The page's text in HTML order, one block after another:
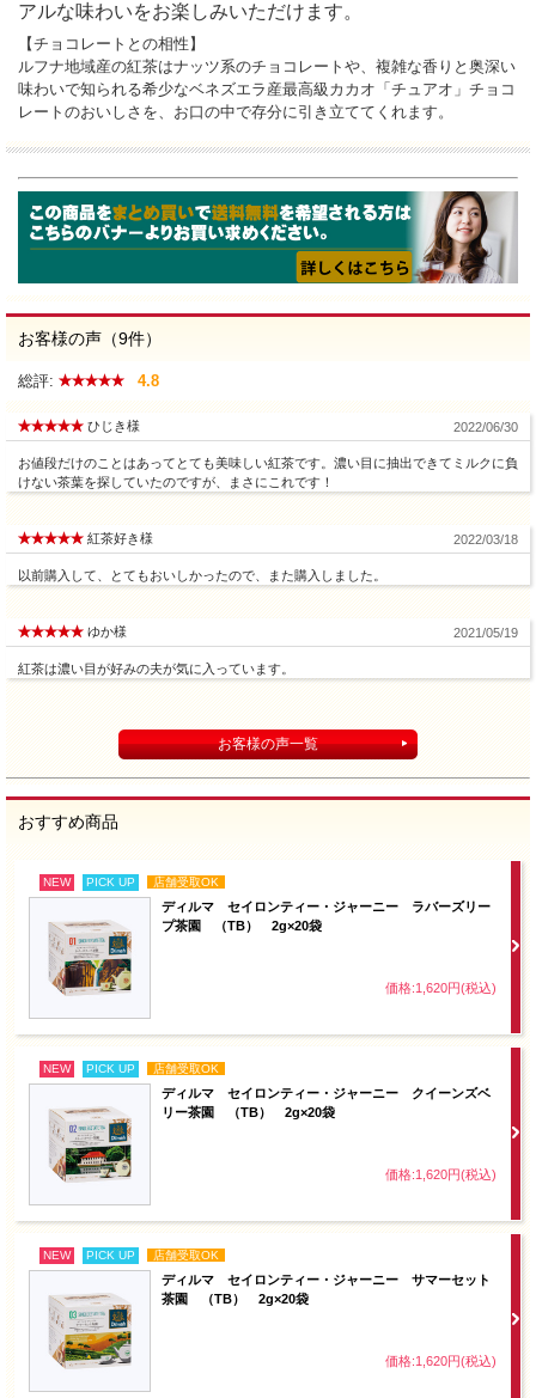
アルな味わいをお楽しみいただけます。
【チョコレートとの相性】
ルフナ地域産の紅茶はナッツ系のチョコレートや、複雑な香りと奥深い
味わいで知られる希少なベネズエラ産最高級カカオ「チュアオ」チョコ
レートのおいしさを、お口の中で存分に引き立ててくれます。
お客様の声（9件）
総評: 4.8
ひじき様 2022/06/30
お値段だけのことはあってとても美味しい紅茶です。濃い目に抽出できてミルクに負
けない茶葉を探していたのですが、まさにこれです！
紅茶好き様 2022/03/18
以前購入して、とてもおいしかったので、また購入しました。
ゆか様 2021/05/19
紅茶は濃い目が好みの夫が気に入っています。
お客様の声一覧
おすすめ商品
NEW PICK UP 店舗受取OK
ディルマ セイロンティー・ジャーニー ラバーズリー
プ茶園 （TB） 2g×20袋
価格:1,620円(税込)
NEW PICK UP 店舗受取OK
ディルマ セイロンティー・ジャーニー クイーンズベ
リー茶園 （TB） 2g×20袋
価格:1,620円(税込)
NEW PICK UP 店舗受取OK
ディルマ セイロンティー・ジャーニー サマーセット
茶園 （TB） 2g×20袋
価格:1,620円(税込)